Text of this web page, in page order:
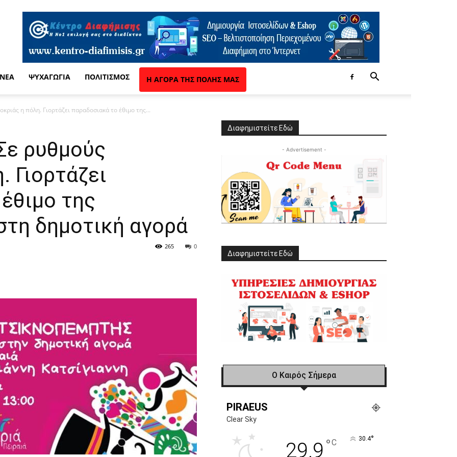
ΨΥΧΑΓΩΓΊΑ ΠΟΛΙΤΙΣΜΌΣ Η ΑΓΟΡΆ ΤΗΣ ΠΌΛΗΣ ΜΑΣ
η πόλη. Γιορτάζει παραδοσιακά το έθιμο της...
ρυθμούς
της
δημοτική αγορά
0
265
Διαφημιστείτε Εδώ
- Advertisement -
Διαφημιστείτε Εδώ
Ο Καιρός Σήμερα
PIRAEUS
Clear Sky
29.9 °C 30.4°